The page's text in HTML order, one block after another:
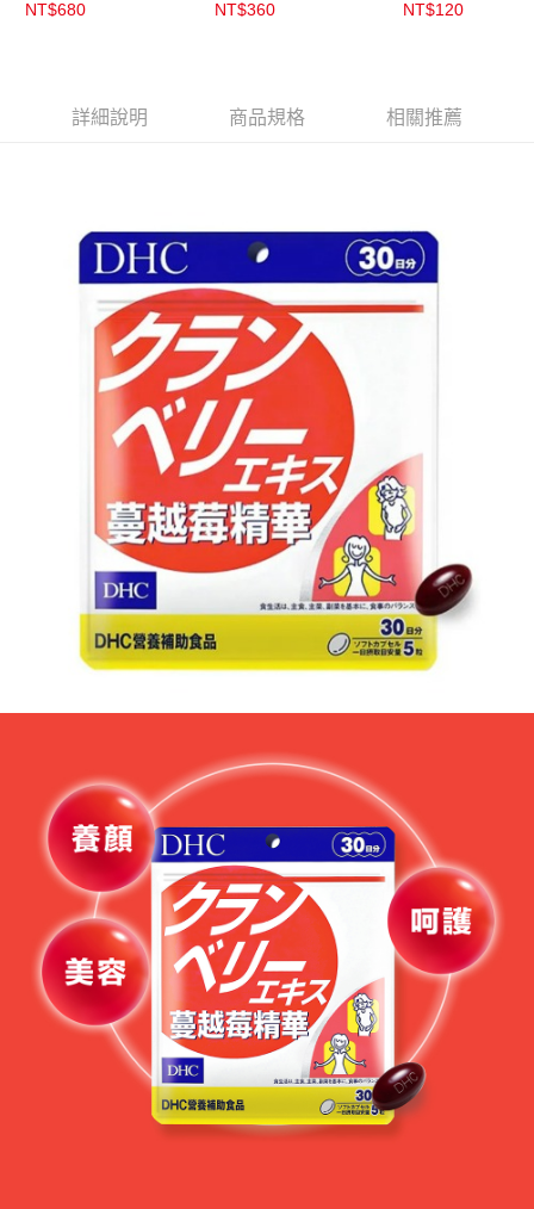
NT$680 NT$360 NT$120
詳細說明 商品規格 相關推薦